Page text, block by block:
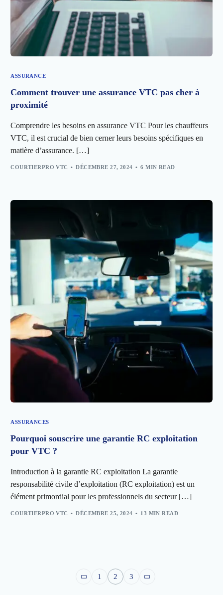
ASSURANCE
Comment trouver une assurance VTC pas cher à
proximité
Comprendre les besoins en assurance VTC Pour les chauffeurs
VTC, il est crucial de bien cerner leurs besoins spécifiques en
matière d’assurance. […]
COURTIERPRO VTC DÉCEMBRE 27, 2024 6 MIN READ
ASSURANCES
Pourquoi souscrire une garantie RC exploitation
pour VTC ?
Introduction à la garantie RC exploitation La garantie
responsabilité civile d’exploitation (RC exploitation) est un
élément primordial pour les professionnels du secteur […]
COURTIERPRO VTC DÉCEMBRE 25, 2024 13 MIN READ
1 2 3